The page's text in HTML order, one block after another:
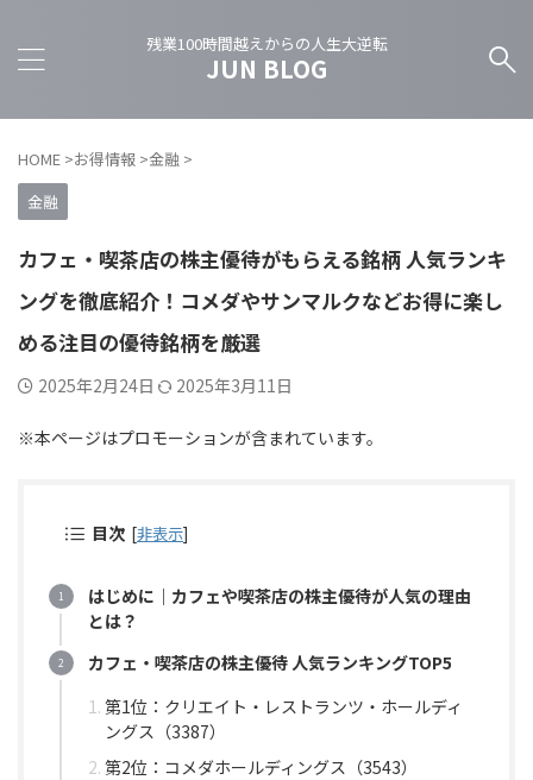
残業100時間越えからの人生大逆転
JUN BLOG
HOME >お得情報 >金融 >
金融
カフェ・喫茶店の株主優待がもらえる銘柄 人気ランキ
ングを徹底紹介！コメダやサンマルクなどお得に楽し
める注目の優待銘柄を厳選
2025年2月24日 2025年3月11日
※本ページはプロモーションが含まれています。
目次 [非表示]
はじめに｜カフェや喫茶店の株主優待が人気の理由
とは？
カフェ・喫茶店の株主優待 人気ランキングTOP5
第1位：クリエイト・レストランツ・ホールディ
ングス（3387）
第2位：コメダホールディングス（3543）